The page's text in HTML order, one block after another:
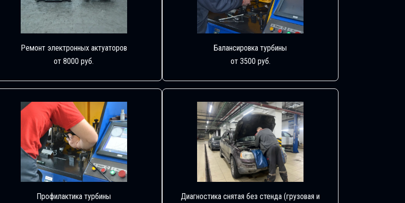
Ремонт электронных актуаторов
от 8000 руб.
Балансировка турбины
от 3500 руб.
Профилактика турбины
Диагностика снятая без стенда (грузовая и